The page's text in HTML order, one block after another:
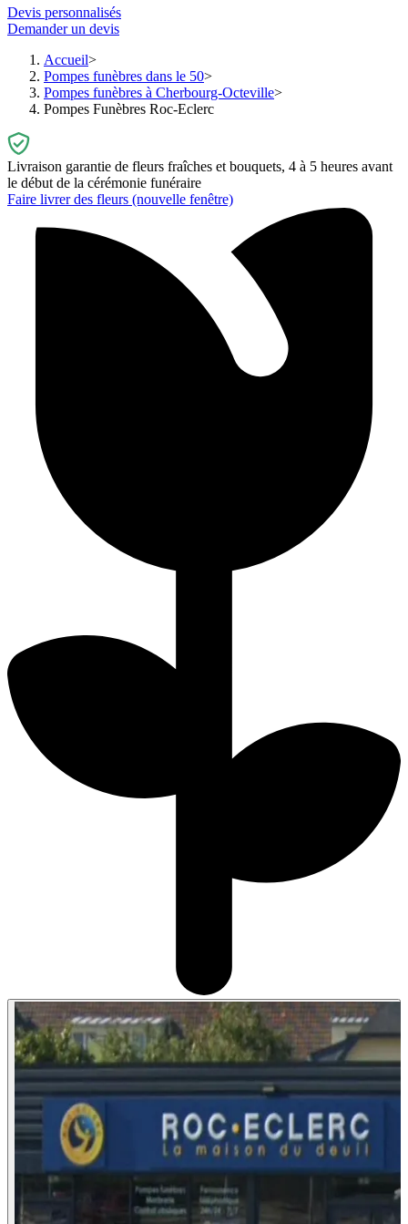
Devis personnalisés
Demander un devis
Accueil
Pompes funèbres dans le 50
Pompes funèbres à Cherbourg-Octeville
Pompes Funèbres Roc-Eclerc
Livraison garantie de fleurs fraîches et bouquets, 4 à 5 heures avant
le début de la cérémonie funéraire
Faire livrer des fleurs (nouvelle fenêtre)